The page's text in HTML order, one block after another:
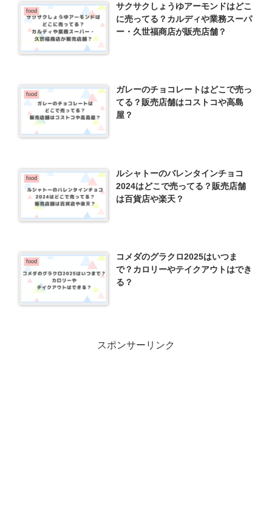
food
サクサクしょうゆアーモンドはどこ
に売ってる？カルディや業務スーパ
ー・久世福商店が販売店舗？
food
ガレーのチョコレートはどこで売っ
てる？販売店舗はコストコや高島
屋？
food
ルシャトーのバレンタインチョコ
2024はどこで売ってる？販売店舗
は百貨店や楽天？
food
コメダのグラクロ2025はいつま
で？カロリーやテイクアウトはでき
る？
スポンサーリンク